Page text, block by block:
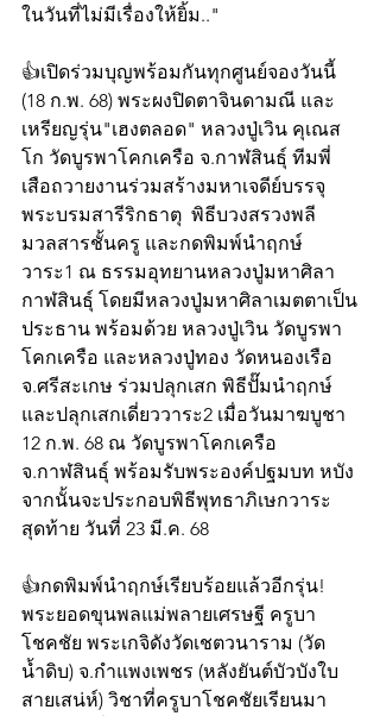
ในวันที่ไม่มีเรื่องให้ยิ้ม.."
👍เปิดร่วมบุญพร้อมกันทุกศูนย์จองวันนี้
(18 ก.พ. 68) พระผงปิดตาจินดามณี และ
เหรียญรุ่น"เฮงตลอด" หลวงปู่เวิน คุเณส
โก วัดบูรพาโคกเครือ จ.กาฬสินธุ์ ทีมพี่
เสือถวายงานร่วมสร้างมหาเจดีย์บรรจุ
พระบรมสารีริกธาตุ  พิธีบวงสรวงพลี
มวลสารชั้นครู และกดพิมพ์นำฤกษ์
วาระ1 ณ ธรรมอุทยานหลวงปู่มหาศิลา
กาฬสินธุ์ โดยมีหลวงปู่มหาศิลาเมตตาเป็น
ประธาน พร้อมด้วย หลวงปู่เวิน วัดบูรพา
โคกเครือ และหลวงปู่ทอง วัดหนองเรือ
จ.ศรีสะเกษ ร่วมปลุกเสก พิธีปั๊มนำฤกษ์
และปลุกเสกเดี่ยววาระ2 เมื่อวันมาฆบูชา
12 ก.พ. 68 ณ วัดบูรพาโคกเครือ
จ.กาฬสินธุ์ พร้อมรับพระองค์ปฐมบท หบัง
จากนั้นจะประกอบพิธีพุทธาภิเษกวาระ
สุดท้าย วันที่ 23 มี.ค. 68
👍กดพิมพ์นำฤกษ์เรียบร้อยแล้วอีกรุ่น!
พระยอดขุนพลแม่พลายเศรษฐี ครูบา
โชคชัย พระเกจิดังวัดเชตวนาราม (วัด
น้ำดิบ) จ.กำแพงเพชร (หลังยันต์บัวบังใบ
สายเสน่ห์) วิชาที่ครูบาโชคชัยเรียนมา